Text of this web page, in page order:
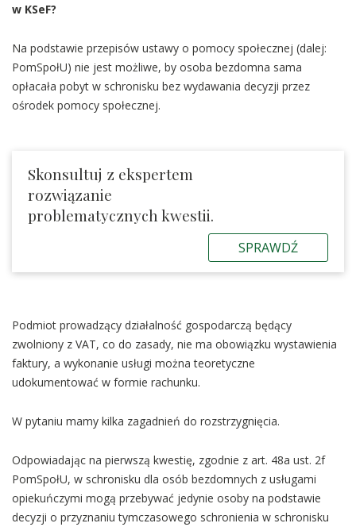
w KSeF?
Na podstawie przepisów ustawy o pomocy społecznej (dalej:
PomSpołU) nie jest możliwe, by osoba bezdomna sama
opłacała pobyt w schronisku bez wydawania decyzji przez
ośrodek pomocy społecznej.
Skonsultuj z ekspertem
rozwiązanie
problematycznych kwestii.
SPRAWDŹ
Podmiot prowadzący działalność gospodarczą będący
zwolniony z VAT, co do zasady, nie ma obowiązku wystawienia
faktury, a wykonanie usługi można teoretyczne
udokumentować w formie rachunku.
W pytaniu mamy kilka zagadnień do rozstrzygnięcia.
Odpowiadając na pierwszą kwestię, zgodnie z art. 48a ust. 2f
PomSpołU, w schronisku dla osób bezdomnych z usługami
opiekuńczymi mogą przebywać jedynie osoby na podstawie
decyzji o przyznaniu tymczasowego schronienia w schronisku